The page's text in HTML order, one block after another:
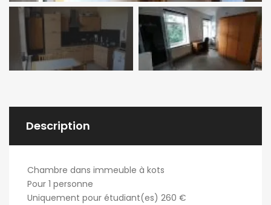
Description
Chambre dans immeuble à kots
Pour 1 personne
Uniquement pour étudiant(es) 260 €